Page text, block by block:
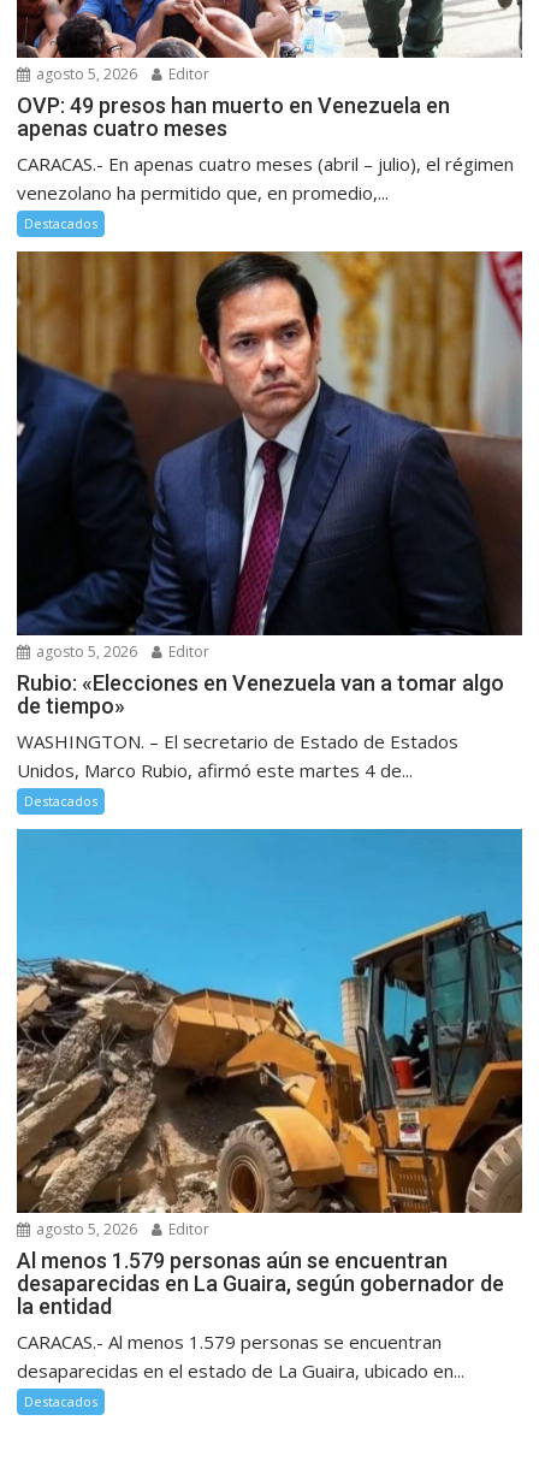
agosto 5, 2026 Editor
OVP: 49 presos han muerto en Venezuela en
apenas cuatro meses
CARACAS.- En apenas cuatro meses (abril – julio), el régimen
venezolano ha permitido que, en promedio,...
Destacados
agosto 5, 2026 Editor
Rubio: «Elecciones en Venezuela van a tomar algo
de tiempo»
WASHINGTON. – El secretario de Estado de Estados
Unidos, Marco Rubio, afirmó este martes 4 de...
Destacados
agosto 5, 2026 Editor
Al menos 1.579 personas aún se encuentran
desaparecidas en La Guaira, según gobernador de
la entidad
CARACAS.- Al menos 1.579 personas se encuentran
desaparecidas en el estado de La Guaira, ubicado en...
Destacados